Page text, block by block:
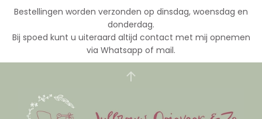
Bestellingen worden verzonden op dinsdag, woensdag en
donderdag.
Bij spoed kunt u uiteraard altijd contact met mij opnemen
via Whatsapp of mail.